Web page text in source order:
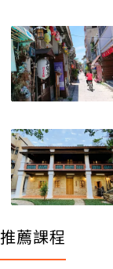
推薦課程